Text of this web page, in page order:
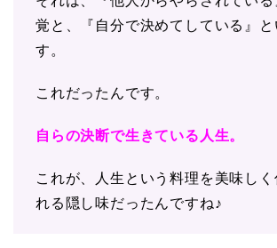
覚と、『自分で決めてしている』
す。
これだったんです。
自らの決断で生きている人生。
これが、人生という料理を美味しく
れる隠し味だったんですね♪